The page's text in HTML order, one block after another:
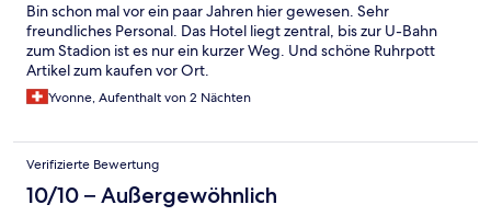
Bin schon mal vor ein paar Jahren hier gewesen. Sehr
freundliches Personal. Das Hotel liegt zentral, bis zur U-Bahn
zum Stadion ist es nur ein kurzer Weg. Und schöne Ruhrpott
Artikel zum kaufen vor Ort.
Yvonne, Aufenthalt von 2 Nächten
Verifizierte Bewertung
10/10 – Außergewöhnlich